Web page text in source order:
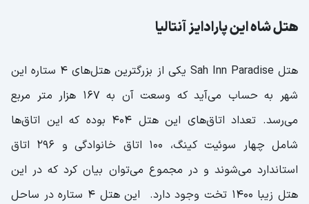
هتل شاه این پارادایز آنتالیا
هتل Sah Inn Paradise یکی از بزرگترین هتل‌های ۴ ستاره این
شهر به حساب می‌آید که وسعت آن به ۱۶۷ هزار متر مربع
می‌رسد. تعداد اتاق‌های این هتل ۴۰۴ بوده که این اتاق‌ها
شامل چهار سوئیت کینگ، ۱۰۰ اتاق خانوادگی و ۲۹۶ اتاق
استاندارد می‌شوند و در مجموع می‌توان بیان کرد که در این
هتل زیبا ۱۴۰۰ تخت وجود دارد. این هتل ۴ ستاره در ساحل